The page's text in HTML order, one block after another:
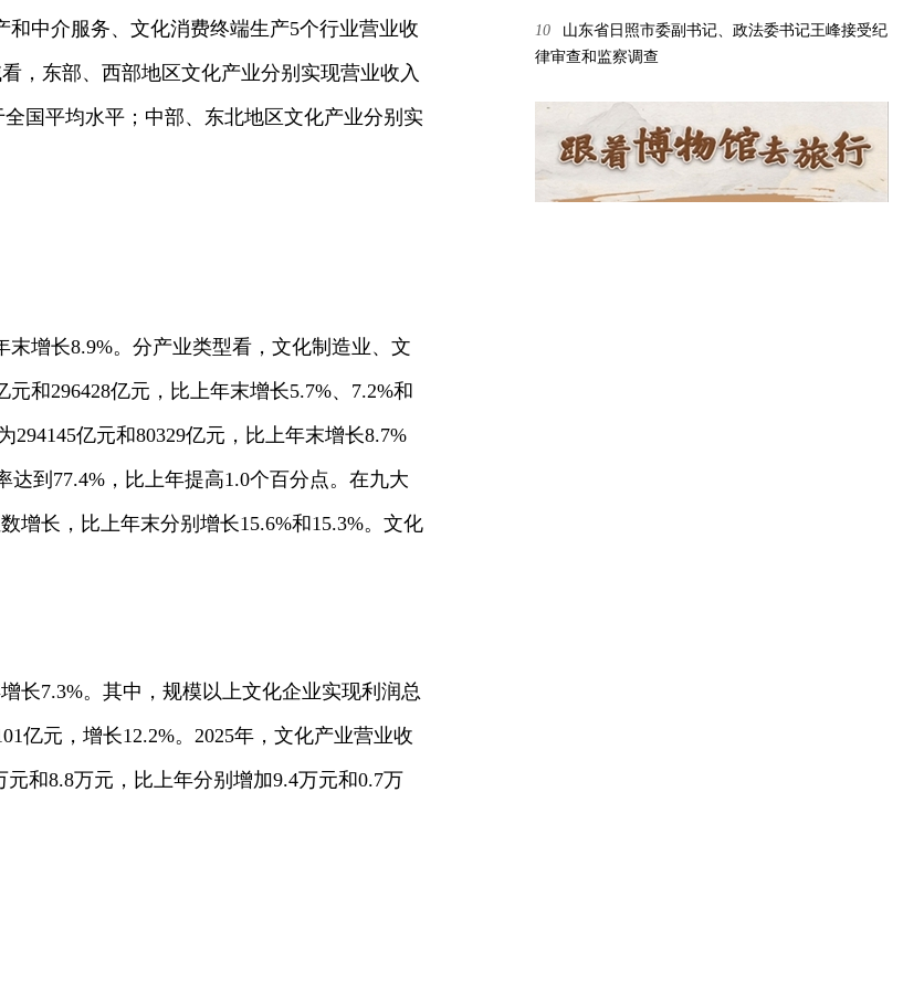
中介服务、文化消费终端生产5个行业营业收
，东部、西部地区文化产业分别实现营业收入
全国平均水平；中部、东北地区文化产业分别实
末增长8.9%。分产业类型看，文化制造业、文
和296428亿元，比上年末增长5.7%、7.2%和
亿元和80329亿元，比上年末增长8.7%
到77.4%，比上年提高1.0个百分点。在九大
增长，比上年末分别增长15.6%和15.3%。文化
长7.3%。其中，规模以上文化企业实现利润总
亿元，增长12.2%。2025年，文化产业营业收
和8.8万元，比上年分别增加9.4万元和0.7万
10
山东省日照市委副书记、政法委书记王峰接受纪
律审查和监察调查